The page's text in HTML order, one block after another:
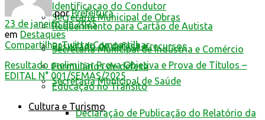
Identificacao do Condutor
Requerimento para Cartão de Autista
Resultado de defesa e recursos
Formulários de defesa
Educação no Trânsito
Cultura e Turismo
Secretaria Municipal de Obras
Secretaria Municipal de Indústria e Comércio
Secretaria Municipal de Saúde
Declaração de Publicação do Relatório da
por Prefeitura
23 de janeiro de 2025
em Destaques
CompartilharTwittarCompartilhar
Resultado preliminar Prova Objetiva e Prova de Títulos –
EDITAL N° 001/SEMAS/2025